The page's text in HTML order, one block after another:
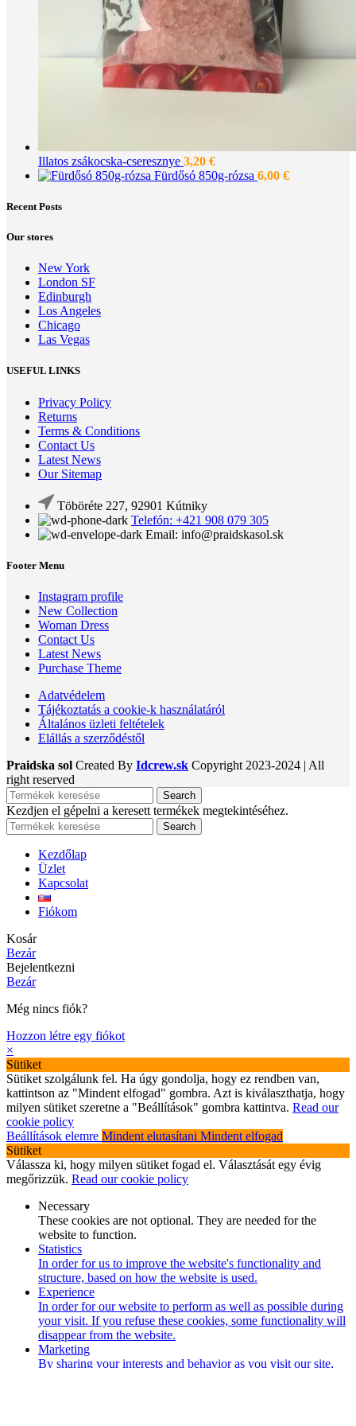
Illatos zsákocska-cseresznye 3,20 €
Fürdősó 850g-rózsa 6,00 €
Recent Posts
Our stores
New York
London SF
Edinburgh
Los Angeles
Chicago
Las Vegas
USEFUL LINKS
Privacy Policy
Returns
Terms & Conditions
Contact Us
Latest News
Our Sitemap
Töböréte 227, 92901 Kútniky
Telefón: +421 908 079 305
Email: info@praidskasol.sk
Footer Menu
Instagram profile
New Collection
Woman Dress
Contact Us
Latest News
Purchase Theme
Adatvédelem
Tájékoztatás a cookie-k használatáról
Általános üzleti feltételek
Elállás a szerződéstől
Praidska sol Created By Idcrew.sk Copyright 2023-2024 | All
right reserved
Search
Kezdjen el gépelni a keresett termékek megtekintéséhez.
Search
Kezdőlap
Üzlet
Kapcsolat
Fiókom
Kosár
Bezár
Bejelentkezni
Bezár
Még nincs fiók?
Hozzon létre egy fiókot
×
Sütiket
Sütiket szolgálunk fel. Ha úgy gondolja, hogy ez rendben van,
kattintson az "Mindent elfogad" gombra. Azt is kiválaszthatja, hogy
milyen sütiket szeretne a "Beállítások" gombra kattintva. Read our
cookie policy
Beállítások elemre Mindent elutasítani Mindent elfogad
Sütiket
Válassza ki, hogy milyen sütiket fogad el. Választását egy évig
megőrizzük. Read our cookie policy
Necessary
These cookies are not optional. They are needed for the
website to function.
Statistics
In order for us to improve the website's functionality and
structure, based on how the website is used.
Experience
In order for our website to perform as well as possible during
your visit. If you refuse these cookies, some functionality will
disappear from the website.
Marketing
By sharing your interests and behavior as you visit our site,